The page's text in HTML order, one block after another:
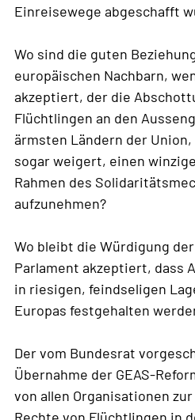
Einreisewege abgeschafft
Wo sind die guten
europäischen Nachbarn,
akzeptiert, der die
Flüchtlingen an den
ärmsten Ländern der
sogar weigert, einen
Rahmen des
aufzunehmen?
Wo bleibt die Würdigung
Parlament akzeptiert, dass
in riesigen, feindseligen
Europas festgehalten
Der vom Bundesrat
Übernahme der GEAS-
von allen Organisationen